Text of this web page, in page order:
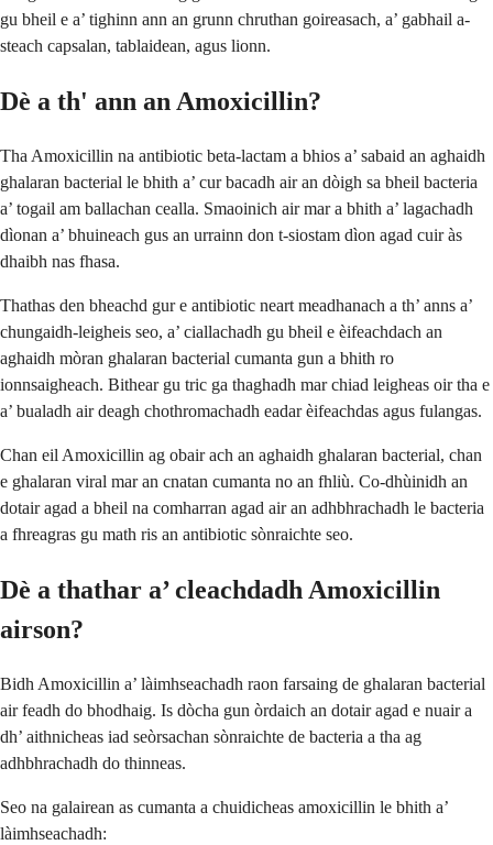
gu bheil e a’ tighinn ann an grunn chruthan goireasach, a’ gabhail a-
steach capsalan, tablaidean, agus lionn.
Dè a th' ann an Amoxicillin?
Tha Amoxicillin na antibiotic beta-lactam a bhios a’ sabaid an aghaidh
ghalaran bacterial le bhith a’ cur bacadh air an dòigh sa bheil bacteria
a’ togail am ballachan cealla. Smaoinich air mar a bhith a’ lagachadh
dìonan a’ bhuineach gus an urrainn don t-siostam dìon agad cuir às
dhaibh nas fhasa.
Thathas den bheachd gur e antibiotic neart meadhanach a th’ anns a’
chungaidh-leigheis seo, a’ ciallachadh gu bheil e èifeachdach an
aghaidh mòran ghalaran bacterial cumanta gun a bhith ro
ionnsaigheach. Bithear gu tric ga thaghadh mar chiad leigheas oir tha e
a’ bualadh air deagh chothromachadh eadar èifeachdas agus fulangas.
Chan eil Amoxicillin ag obair ach an aghaidh ghalaran bacterial, chan
e ghalaran viral mar an cnatan cumanta no an fhliù. Co-dhùinidh an
dotair agad a bheil na comharran agad air an adhbhrachadh le bacteria
a fhreagras gu math ris an antibiotic sònraichte seo.
Dè a thathar a’ cleachdadh Amoxicillin
airson?
Bidh Amoxicillin a’ làimhseachadh raon farsaing de ghalaran bacterial
air feadh do bhodhaig. Is dòcha gun òrdaich an dotair agad e nuair a
dh’ aithnicheas iad seòrsachan sònraichte de bacteria a tha ag
adhbhrachadh do thinneas.
Seo na galairean as cumanta a chuidicheas amoxicillin le bhith a’
làimhseachadh: